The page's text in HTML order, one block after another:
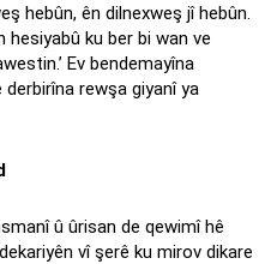
hebûn, ên dilnexweş jî hebûn.
hesiyabû ku ber bi wan ve
Ev bendemayîna
rewşa giyanî ya
û ûrisan de qewimî hê
vî şerê ku mirov dikare